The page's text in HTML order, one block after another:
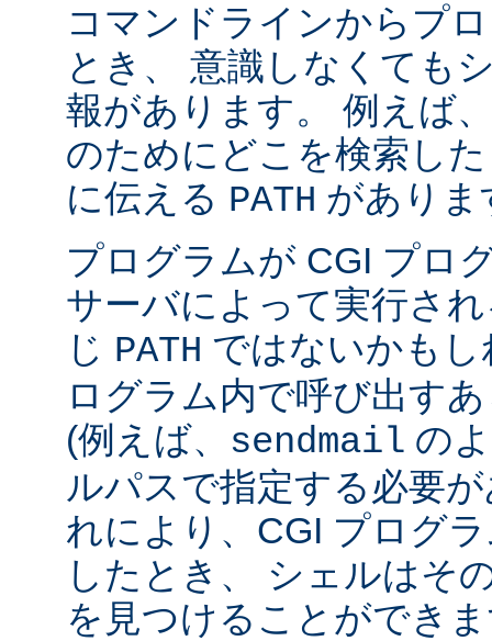
コマンドラインからプ
とき、 意識しなくても
報があります。 例えば
のためにどこを検索し
に伝える PATH がありま
プログラムが CGI プロ
サーバによって実行さ
じ PATH ではないかも
ログラム内で呼び出す
(例えば、 sendmail の
ルパスで指定する必要
れにより、CGI プログ
したとき、 シェルはそ
を見つけることができ